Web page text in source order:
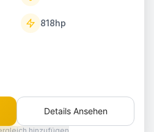
818hp
Details Ansehen